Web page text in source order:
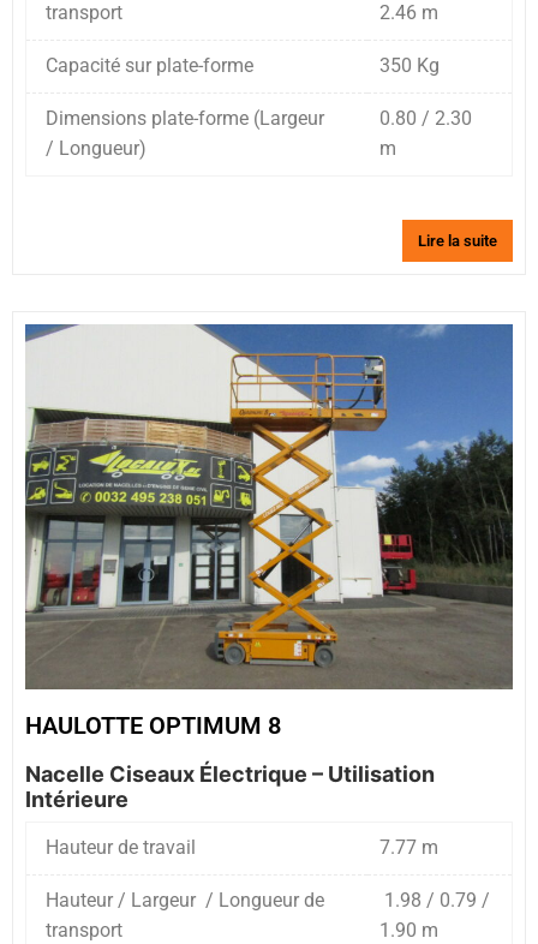
transport
2.46 m
Capacité sur plate-forme 350 Kg
Dimensions plate-forme (Largeur
/ Longueur)
0.80 / 2.30
m
Lire la suite
HAULOTTE OPTIMUM 8
Nacelle Ciseaux Électrique – Utilisation
Intérieure
Hauteur de travail 7.77 m
Hauteur / Largeur / Longueur de
transport
1.98 / 0.79 /
1.90 m